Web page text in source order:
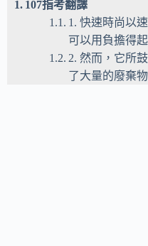
107指考翻譯
1. 快速時尚以
可以用負擔得
2. 然而，它所
了大量的廢棄